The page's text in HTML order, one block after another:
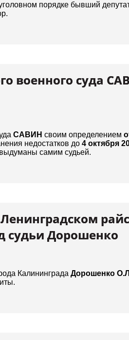
порядке бывший
военного суда
САВИН своим определением
недостатков до 4 октября
самим судьей.
судьи Дорошенко
Калининграда Дорошенко